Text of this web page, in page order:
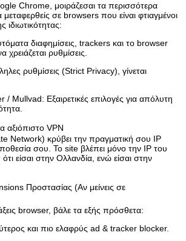
Chrome, μοιράζεσαι τα περισσότερα
σε browsers που είναι φτιαγμένοι
ιδιωτικότητας:
διαφημίσεις, trackers και το browser
ρυθμίσεις.
ρυθμίσεις (Strict Privacy), γίνεται
Mullvad: Εξαιρετικές επιλογές για απόλυτη
αξιόπιστο VPN
Network) κρύβει την πραγματική σου IP
σου. Το site βλέπει μόνο την IP του
είσαι στην Ολλανδία, ενώ είσαι στην
Προστασίας (Αν μείνεις σε
browser, βάλε τα εξής πρόσθετα:
και πιο ελαφρύς ad & tracker blocker.